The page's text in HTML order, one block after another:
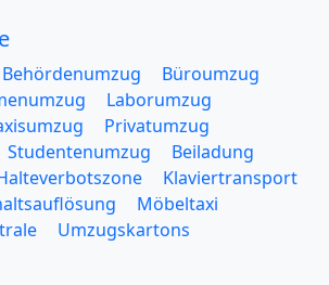
Behördenumzug
Büroumzug
Laborumzug
Privatumzug
Studentenumzug
Beiladung
Klaviertransport
Möbeltaxi
Umzugskartons